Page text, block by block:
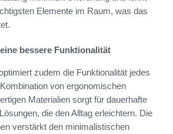
Elemente im Raum, was das
bessere Funktionalität
zudem die Funktionalität jedes
von ergonomischen
Materialien sorgt für dauerhafte
die den Alltag erleichtern. Die
verstärkt den minimalistischen